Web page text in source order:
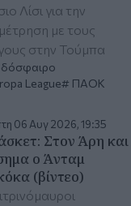
Λίσι για την
με τους
στην Τούμπα
League
ΠΑΟΚ
06 Αυγ 2026, 19:35
Στον Άρη και
ο Άνταμ
(βίντεο)